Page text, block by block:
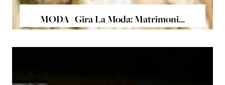
MODA | Gira La Moda: Matrimoni...